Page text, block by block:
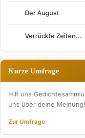
Der August
Verrückte Zeiten...
Kurze Umfrage
Hilf uns
uns über deine Meinung!
Zur Umfrage